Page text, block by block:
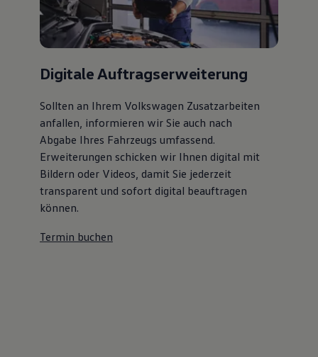
Digitale Auftragserweiterung
Sollten an Ihrem Volkswagen Zusatzarbeiten
anfallen, informieren wir Sie auch nach
Abgabe Ihres Fahrzeugs umfassend.
Erweiterungen schicken wir Ihnen digital mit
Bildern oder Videos, damit Sie jederzeit
transparent und sofort digital beauftragen
können.
Termin buchen